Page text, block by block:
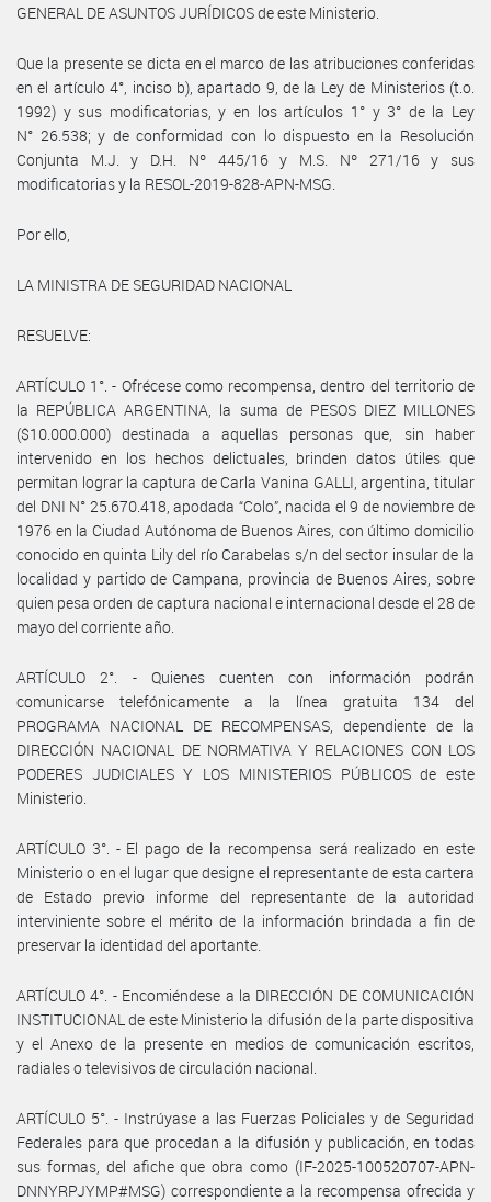
GENERAL DE ASUNTOS JURÍDICOS de este Ministerio.
Que la presente se dicta en el marco de las atribuciones conferidas
en el artículo 4°, inciso b), apartado 9, de la Ley de Ministerios (t.o.
1992) y sus modificatorias, y en los artículos 1° y 3° de la Ley
N° 26.538; y de conformidad con lo dispuesto en la Resolución
Conjunta M.J. y D.H. Nº 445/16 y M.S. Nº 271/16 y sus
modificatorias y la RESOL-2019-828-APN-MSG.
Por ello,
LA MINISTRA DE SEGURIDAD NACIONAL
RESUELVE:
ARTÍCULO 1°. - Ofrécese como recompensa, dentro del territorio de
la REPÚBLICA ARGENTINA, la suma de PESOS DIEZ MILLONES
($10.000.000) destinada a aquellas personas que, sin haber
intervenido en los hechos delictuales, brinden datos útiles que
permitan lograr la captura de Carla Vanina GALLI, argentina, titular
del DNI N° 25.670.418, apodada “Colo”, nacida el 9 de noviembre de
1976 en la Ciudad Autónoma de Buenos Aires, con último domicilio
conocido en quinta Lily del río Carabelas s/n del sector insular de la
localidad y partido de Campana, provincia de Buenos Aires, sobre
quien pesa orden de captura nacional e internacional desde el 28 de
mayo del corriente año.
ARTÍCULO 2°. - Quienes cuenten con información podrán
comunicarse telefónicamente a la línea gratuita 134 del
PROGRAMA NACIONAL DE RECOMPENSAS, dependiente de la
DIRECCIÓN NACIONAL DE NORMATIVA Y RELACIONES CON LOS
PODERES JUDICIALES Y LOS MINISTERIOS PÚBLICOS de este
Ministerio.
ARTÍCULO 3°. - El pago de la recompensa será realizado en este
Ministerio o en el lugar que designe el representante de esta cartera
de Estado previo informe del representante de la autoridad
interviniente sobre el mérito de la información brindada a fin de
preservar la identidad del aportante.
ARTÍCULO 4°. - Encomiéndese a la DIRECCIÓN DE COMUNICACIÓN
INSTITUCIONAL de este Ministerio la difusión de la parte dispositiva
y el Anexo de la presente en medios de comunicación escritos,
radiales o televisivos de circulación nacional.
ARTÍCULO 5°. - Instrúyase a las Fuerzas Policiales y de Seguridad
Federales para que procedan a la difusión y publicación, en todas
sus formas, del afiche que obra como (IF-2025-100520707-APN-
DNNYRPJYMP#MSG) correspondiente a la recompensa ofrecida y